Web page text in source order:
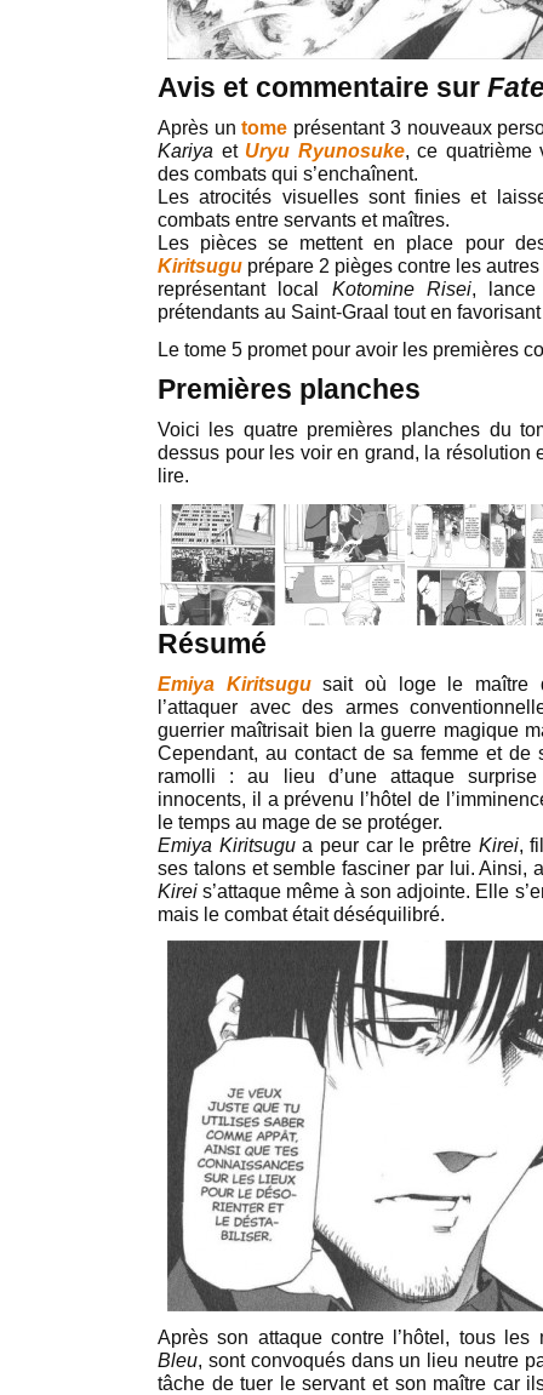
Avis et commentaire sur
Après untome présentant 3 nouveaux
Kariya et Uryu Ryunosuke, ce quatrième
des combats qui s’enchaînent.
Les atrocités visuelles sont finies et
combats entre servants et maîtres.
Les pièces se mettent en place pour
Kiritsugu prépare 2 pièges contre les
représentant local Kotomine Risei, lance
prétendants au Saint-Graal tout en
Le tome 5 promet pour avoir les premières
Premières planches
Voici les quatre premières planches du
dessus pour les voir en grand, la résolution
lire.
Résumé
Emiya Kiritsugusait où loge le
l’attaquer avec des armes
guerrier maîtrisait bien la guerre magique
Cependant, au contact de sa femme et
ramolli : au lieu d’une attaque
innocents, il a prévenu l’hôtel de
le temps au mage de se protéger.
Emiya Kiritsugua peur car le prêtre Kirei,
ses talons et semble fasciner par lui. Ainsi,
Kirei s’attaque même à son adjointe. Elle
mais le combat était déséquilibré.
Après son attaque contre l’hôtel, tous
Bleu, sont convoqués dans un lieu neutre
tâche de tuer le servant et son maître car